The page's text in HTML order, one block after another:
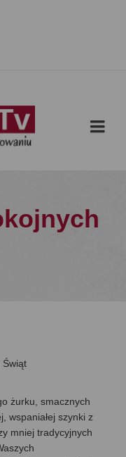
Świąt
żurku, smacznych
wspaniałej szynki z
mniej tradycyjnych